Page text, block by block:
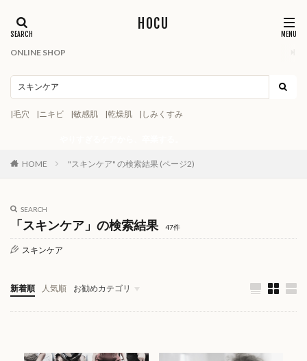
HOCU
ONLINE SHOP
|毛穴 |ニキビ |敏感肌 |乾燥肌 |しみくすみ
HOME "スキンケア" の検索結果 (ページ2)
SEARCH
「スキンケア」の検索結果 47件
スキンケア
新着順 人気順 お勧めカテゴリ
スキンケアカタログ